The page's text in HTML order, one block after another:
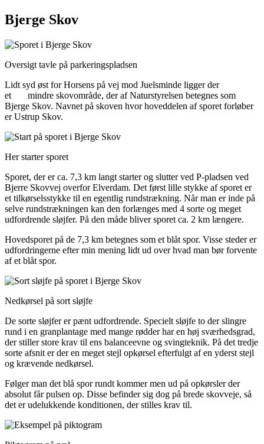
Bjerge Skov
Oversigt tavle på parkeringspladsen
Lidt syd øst for Horsens på vej mod Juelsminde ligger der
et mindre skovområde, der af Naturstyrelsen betegnes som
Bjerge Skov. Navnet på skoven hvor hoveddelen af sporet forløber
er Ustrup Skov.
Her starter sporet
Sporet, der er ca. 7,3 km langt starter og slutter ved P-pladsen ved
Bjerre Skovvej overfor Elverdam. Det først lille stykke af sporet er
et tilkørselsstykke til en egentlig rundstrækning. Når man er inde på
selve rundstrækningen kan den forlænges med 4 sorte og meget
udfordrende sløjfer. På den måde bliver sporet ca. 2 km længere.
Hovedsporet på de 7,3 km betegnes som et blåt spor. Visse steder er
udfordringerne efter min mening lidt ud over hvad man bør forvente
af et blåt spor.
Nedkørsel på sort sløjfe
De sorte sløjfer er pænt udfordrende. Specielt sløjfe to der slingre
rund i en granplantage med mange rødder har en høj sværhedsgrad,
der stiller store krav til ens balanceevne og svingteknik. På det tredje
sorte afsnit er der en meget stejl opkørsel efterfulgt af en yderst stejl
og krævende nedkørsel.
Følger man det blå spor rundt kommer men ud på opkørsler der
absolut får pulsen op. Disse befinder sig dog på brede skovveje, så
det er udelukkende konditionen, der stilles krav til.